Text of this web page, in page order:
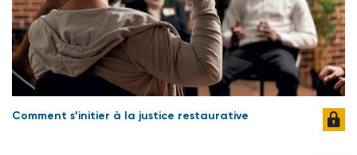
Comment s’initier à la justice restaurative